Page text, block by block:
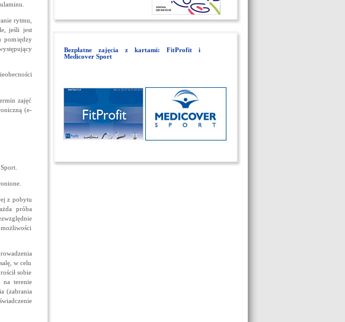
rytmu,
jeśli jest
pomiędzy
zajęć
(e-
z pobytu
próba
w celu
sobie
na terenie
(zabrania
Bezpłatne zajęcia z kartami: FitProfit i
Medicover Sport